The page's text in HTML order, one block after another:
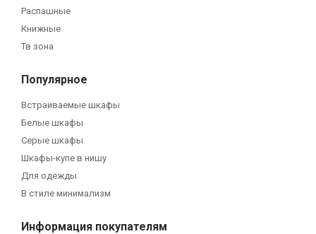
Распашные
Книжные
Тв зона
Популярное
Встраиваемые шкафы
Белые шкафы
Серые шкафы
Шкафы-купе в нишу
Для одежды
В стиле минимализм
Информация покупателям